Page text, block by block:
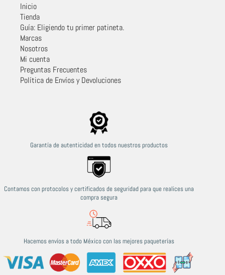
Inicio
Tienda
Guía: Eligiendo tu primer patineta.
Marcas
Nosotros
Mi cuenta
Preguntas Frecuentes
Política de Envíos y Devoluciones
Garantía de autenticidad en todos nuestros productos
Contamos con protocolos y certificados de seguridad para que realices una
compra segura
Hacemos envíos a todo México con las mejores paqueterías